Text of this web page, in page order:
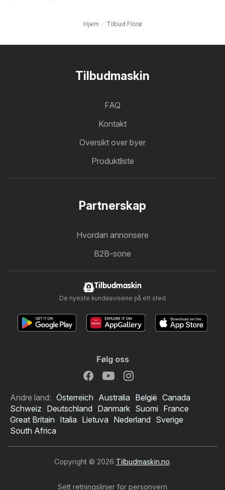
Hjem Tilbud Florø
Tilbudmaskin
FAQ
Kontakt
Oversikt over byer
Produktliste
Partnerskap
Hvordan annonsere
B2B-sone
Tilbudmaskin
De nyeste kundeavisene på ett sted
Følg oss
Andre land: Österreich Australia België Canada
Schweiz Deutschland Danmark Suomi France
Great Britain Italia Lietuva Nederland Sverige
South Africa
Copyright © 2026 Tilbudmaskin.no.
Sett retningslinjer for personvern